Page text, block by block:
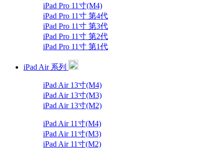
iPad Pro 11寸(M4)
iPad Pro 11寸 第4代
iPad Pro 11寸 第3代
iPad Pro 11寸 第2代
iPad Pro 11寸 第1代
iPad Air 系列
iPad Air 13寸(M4)
iPad Air 13寸(M3)
iPad Air 13寸(M2)
iPad Air 11寸(M4)
iPad Air 11寸(M3)
iPad Air 11寸(M2)